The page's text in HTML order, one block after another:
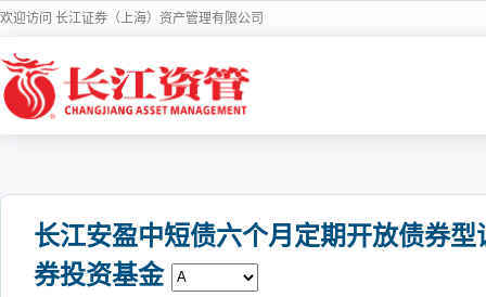
欢迎访问 长江证券（上海）资产管理有限公司
长江安盈中短债六个月定期开放债券型
券投资基金